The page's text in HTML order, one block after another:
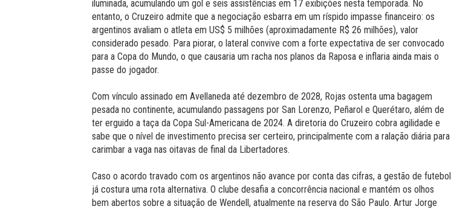
iluminada, acumulando um gol e seis assistências em 17 exibições nesta temporada. No
entanto, o Cruzeiro admite que a negociação esbarra em um ríspido impasse financeiro: os
argentinos avaliam o atleta em US$ 5 milhões (aproximadamente R$ 26 milhões), valor
considerado pesado. Para piorar, o lateral convive com a forte expectativa de ser convocado
para a Copa do Mundo, o que causaria um racha nos planos da Raposa e inflaria ainda mais o
passe do jogador.
Com vínculo assinado em Avellaneda até dezembro de 2028, Rojas ostenta uma bagagem
pesada no continente, acumulando passagens por San Lorenzo, Peñarol e Querétaro, além de
ter erguido a taça da Copa Sul-Americana de 2024. A diretoria do Cruzeiro cobra agilidade e
sabe que o nível de investimento precisa ser certeiro, principalmente com a ralação diária para
carimbar a vaga nas oitavas de final da Libertadores.
Caso o acordo travado com os argentinos não avance por conta das cifras, a gestão de futebol
já costura uma rota alternativa. O clube desafia a concorrência nacional e mantém os olhos
bem abertos sobre a situação de Wendell, atualmente na reserva do São Paulo. Artur Jorge